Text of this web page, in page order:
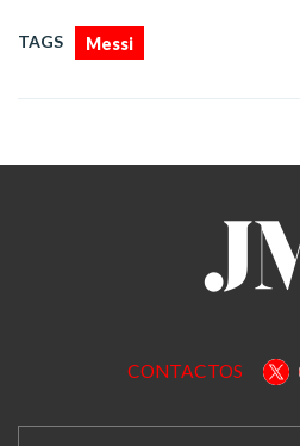
TAGS Messi
CONTACTOS